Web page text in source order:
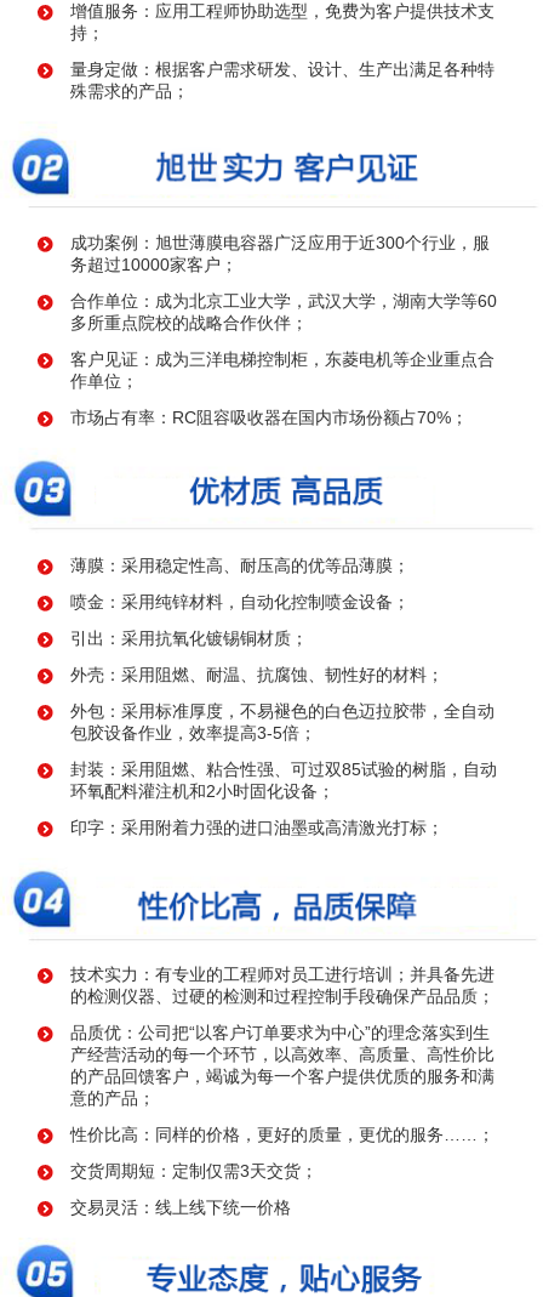
增值服务：应用工程师协助选型，免费为客户提供技术支
持；
量身定做：根据客户需求研发、设计、生产出满足各种特
殊需求的产品；
成功案例：旭世薄膜电容器广泛应用于近300个行业，服
务超过10000家客户；
合作单位：成为北京工业大学，武汉大学，湖南大学等60
多所重点院校的战略合作伙伴；
客户见证：成为三洋电梯控制柜，东菱电机等企业重点合
作单位；
市场占有率：RC阻容吸收器在国内市场份额占70%；
薄膜：采用稳定性高、耐压高的优等品薄膜；
喷金：采用纯锌材料，自动化控制喷金设备；
引出：采用抗氧化镀锡铜材质；
外壳：采用阻燃、耐温、抗腐蚀、韧性好的材料；
外包：采用标准厚度，不易褪色的白色迈拉胶带，全自动
包胶设备作业，效率提高3-5倍；
封装：采用阻燃、粘合性强、可过双85试验的树脂，自动
环氧配料灌注机和2小时固化设备；
印字：采用附着力强的进口油墨或高清激光打标；
技术实力：有专业的工程师对员工进行培训；并具备先进
的检测仪器、过硬的检测和过程控制手段确保产品品质；
品质优：公司把“以客户订单要求为中心”的理念落实到生
产经营活动的每一个环节，以高效率、高质量、高性价比
的产品回馈客户，竭诚为每一个客户提供优质的服务和满
意的产品；
性价比高：同样的价格，更好的质量，更优的服务……；
交货周期短：定制仅需3天交货；
交易灵活：线上线下统一价格